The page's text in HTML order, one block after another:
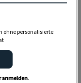
ohne personalisierte
anmelden.